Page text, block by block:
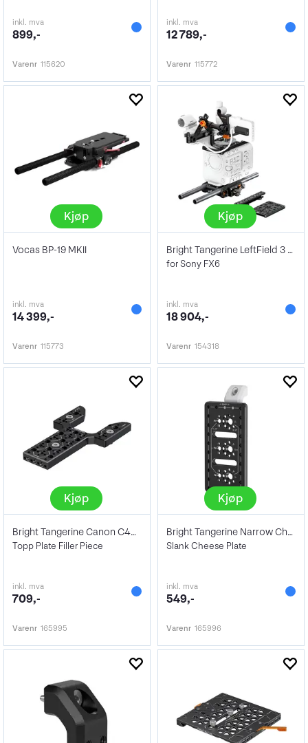
inkl. mva
899,-
Varenr 115620
inkl. mva
12 789,-
Varenr 115772
Kjøp
Vocas BP-19 MKII
inkl. mva
14 399,-
Varenr 115773
Kjøp
Bright Tangerine LeftField 3 Expert Kit
for Sony FX6
inkl. mva
18 904,-
Varenr 154318
Kjøp
Bright Tangerine Canon C400 Top Plate FP
Topp Plate Filler Piece
inkl. mva
709,-
Varenr 165995
Kjøp
Bright Tangerine Narrow Cheese Plate
Slank Cheese Plate
inkl. mva
549,-
Varenr 165996